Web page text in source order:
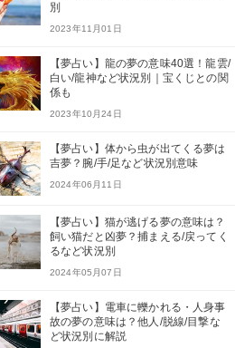
別
2023年11月01日
【夢占い】龍の夢の意味40選！龍雲/
白い/龍神など状況別｜宝くじとの関
係も
2023年10月24日
【夢占い】体から虫が出てくる夢は
吉夢？腕/手/足など状況別意味
2024年06月11日
【夢占い】猫が逃げる夢の意味は？
飼い猫だと凶夢？捕まえる/戻ってく
るなど状況別
2024年05月07日
【夢占い】電車に轢かれる・人身事
故の夢の意味は？他人/脱線/目撃な
ど状況別に解説